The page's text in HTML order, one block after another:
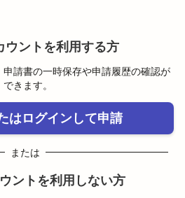
ントを利用する方
請書の一時保存や申請履歴の確認が
できます。
はログインして申請
または
ントを利用しない方